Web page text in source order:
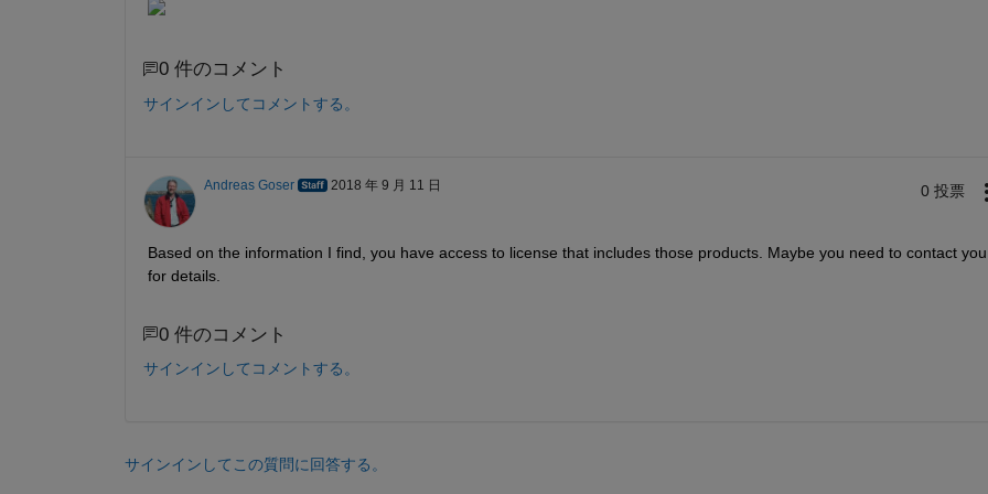
0 件のコメント
サインインしてコメントする。
Andreas Goser 2018 年 9 月 11 日 0 投票
Based on the information I find, you have access to license that includes those products. Maybe you need to contact
for details.
0 件のコメント
サインインしてコメントする。
サインインしてこの質問に回答する。